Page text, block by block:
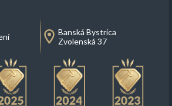
Banská Bystrica
Zvolenská 37